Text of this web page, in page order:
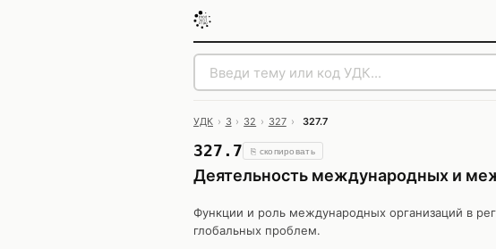
УДК › 3 › 32 › 327 › 327.7
327.7 ⎘ скопировать
Деятельность международных и
Функции и роль международных организаций в
глобальных проблем.